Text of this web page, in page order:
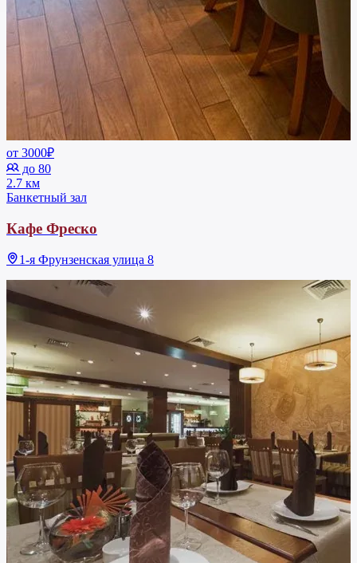
от 3000₽
до 80
2.7 км
Банкетный зал
Кафе Фреско
1-я Фрунзенская улица 8